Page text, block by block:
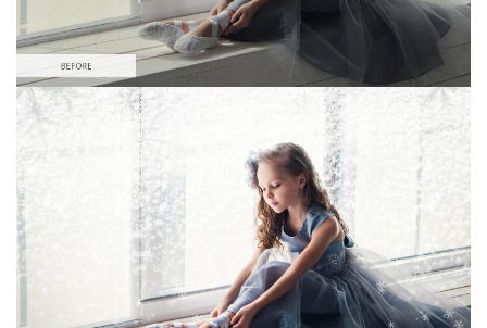
Please select
Free PNG Overlay #5
Small 800*533px